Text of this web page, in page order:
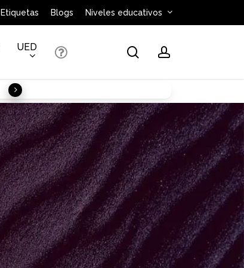
Etiquetas Blogs Niveles educativos
UED searchaccount